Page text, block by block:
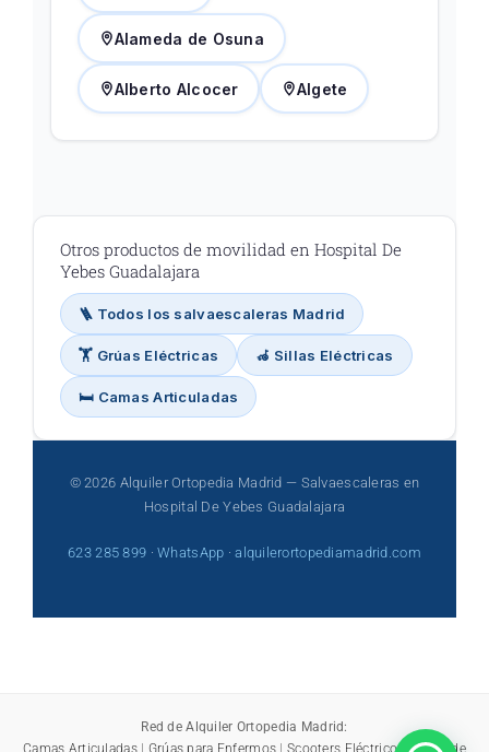
Alameda de Osuna
Alberto Alcocer Algete
Otros productos de movilidad en Hospital De
Yebes Guadalajara
🪜 Todos los salvaescaleras Madrid
🏋️ Grúas Eléctricas 🦽 Sillas Eléctricas
🛏️ Camas Articuladas
© 2026 Alquiler Ortopedia Madrid — Salvaescaleras en
Hospital De Yebes Guadalajara
623 285 899 ·WhatsApp ·alquilerortopediamadrid.com
Red de Alquiler Ortopedia Madrid:
Camas Articuladas| Grúas para Enfermos |Scooters Eléctricos |Sillas de